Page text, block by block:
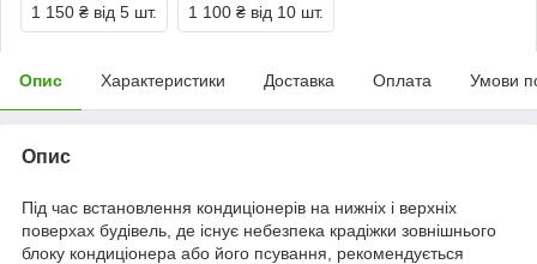
1 150 ₴ від 5 шт. 1 100 ₴ від 10 шт.
Опис Характеристики Доставка Оплата Умови
Опис
Під час встановлення кондиціонерів на нижніх і верхніх
поверхах будівель, де існує небезпека крадіжки зовнішнього
блоку кондиціонера або його псування, рекомендується